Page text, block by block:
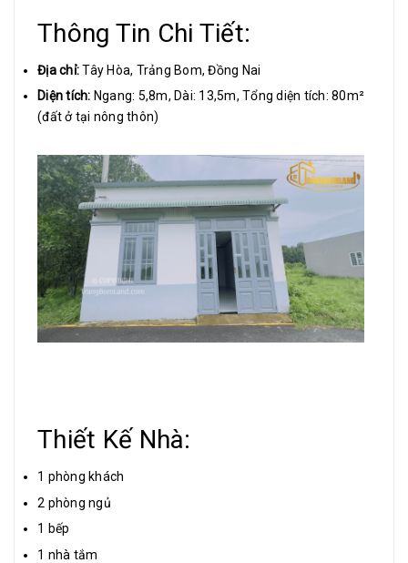
Thông Tin Chi Tiết:
Địa chỉ:Tây Hòa, Trảng Bom, Đồng Nai
Diện tích: Ngang: 5,8m, Dài: 13,5m, Tổng diện tích: 80m²
(đất ở tại nông thôn)
Thiết Kế Nhà:
1 phòng khách
2 phòng ngủ
1 bếp
1 nhà tắm